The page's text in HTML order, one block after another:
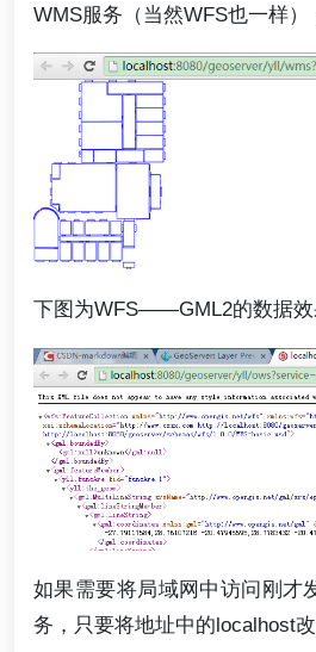
WMS服务（当然WFS也一样）
下图为WFS——GML2的数据效
如果需要将局域网中访问刚才
务，只要将地址中的localhost